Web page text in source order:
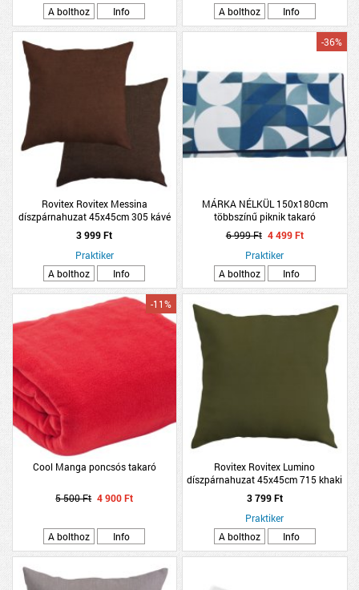
A bolthoz
Info
A bolthoz
Info
Rovitex Rovitex Messina
díszpárnahuzat 45x45cm 305 kávé
kétoldalú
3 999 Ft
Praktiker
A bolthoz
Info
MÁRKA NÉLKÜL 150x180cm
többszínű piknik takaró
-36%
6 999 Ft 4 499 Ft
Praktiker
A bolthoz
Info
Cool Manga poncsós takaró
-11%
5 500 Ft 4 900 Ft
A bolthoz Info
Rovitex Rovitex Lumino
díszpárnahuzat 45x45cm 715 khaki
3 799 Ft
Praktiker
A bolthoz
Info